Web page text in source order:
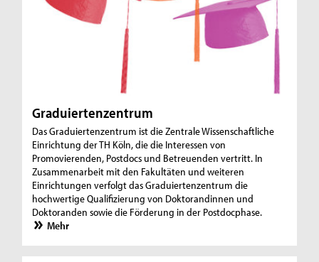
Graduiertenzentrum
Das Graduiertenzentrum ist die Zentrale Wissenschaftliche
Einrichtung der TH Köln, die die Interessen von
Promovierenden, Postdocs und Betreuenden vertritt. In
Zusammenarbeit mit den Fakultäten und weiteren
Einrichtungen verfolgt das Graduiertenzentrum die
hochwertige Qualifizierung von Doktorandinnen und
Doktoranden sowie die Förderung in der Postdocphase.
Mehr